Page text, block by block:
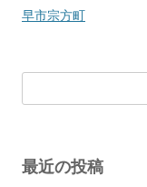
稿
ョ
早市宗方町
索:
最近の投稿